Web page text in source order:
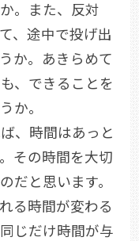
。また、反対
、途中で投げ出
か。あきらめて
、できることを
か。
、時間はあっと
その時間を大切
だと思います。
る時間が変わる
じだけ時間が与